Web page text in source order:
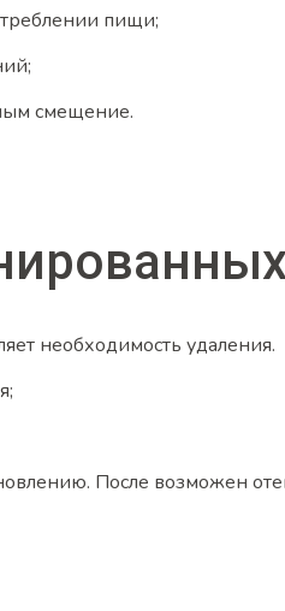
пищи;
смещение.
необходимость удаления.
После возможен